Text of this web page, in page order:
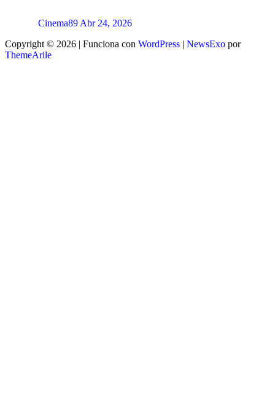
Cinema89 Abr 24, 2026
Copyright © 2026 | Funciona con WordPress | NewsExo por
ThemeArile